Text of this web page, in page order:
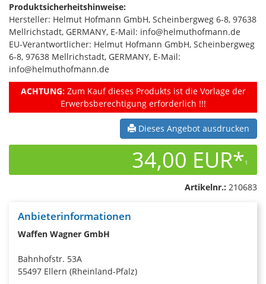
Produktsicherheitshinweise:
Hersteller: Helmut Hofmann GmbH, Scheinbergweg 6-8, 97638
Mellrichstadt, GERMANY, E-Mail: info@helmuthofmann.de
EU-Verantwortlicher: Helmut Hofmann GmbH, Scheinbergweg
6-8, 97638 Mellrichstadt, GERMANY, E-Mail:
info@helmuthofmann.de
ACHTUNG:Zum Kauf dieses Produkts ist die Vorlage der
Erwerbsberechtigung erforderlich !!!
Dieses Angebot ausdrucken
34,00 EUR*1
Artikelnr.: 210683
Anbieterinformationen
Waffen Wagner GmbH
Bahnhofstr. 53A
55497 Ellern (Rheinland-Pfalz)